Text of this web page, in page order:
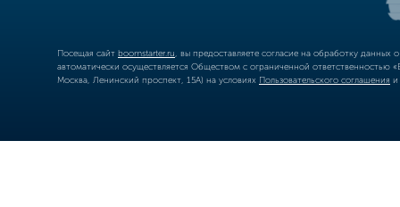
Посещая сайт boomstarter.ru , вы предоставляете согласие на обработку
автоматически осуществляется Обществом с ограниченной
Москва, Ленинский проспект, 15А) на условиях Пользовательского соглашения и